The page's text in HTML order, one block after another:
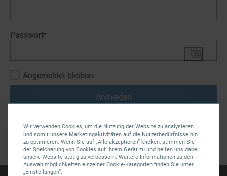
Passwort*Erforderlich
Angemeldet bleiben
Anmelden
Passwort vergessen?
Wir verwenden Cookies, um die Nutzung der Website zu analysieren
und somit unsere Marketingaktivitäten auf die Nutzerbedürfnisse hin
zu optimieren. Wenn Sie auf „Alle akzeptieren“ klicken, stimmen Sie
der Speicherung von Cookies auf Ihrem Gerät zu und helfen uns dabei
unsere Website stetig zu verbessern. Weitere Informationen zu den
Auswahlmöglichkeiten einzelner Cookie-Kategorien finden Sie unter
„Einstellungen“.